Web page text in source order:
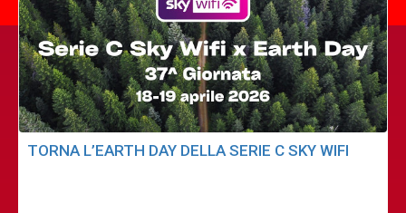
TORNA L’EARTH DAY DELLA SERIE C SKY WIFI